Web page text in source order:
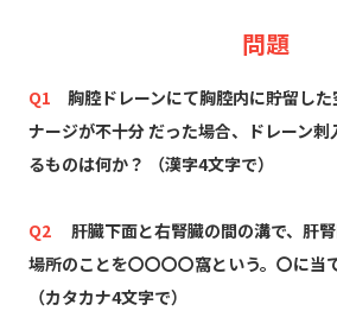
問題
Q1 胸腔ドレーンにて胸腔内に貯留し
ナージが不十分 だった場合、ドレーン
るものは何か？ （漢字4文字で）
Q2
肝臓下面と右腎臓の間の溝で、肝
場所のことを〇〇〇〇窩という。〇に当
（カタカナ4文字で）